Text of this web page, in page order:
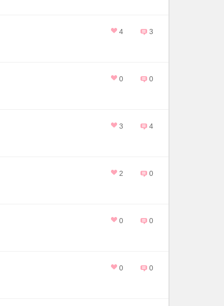
4 3
0 0
3 4
2 0
0 0
0 0